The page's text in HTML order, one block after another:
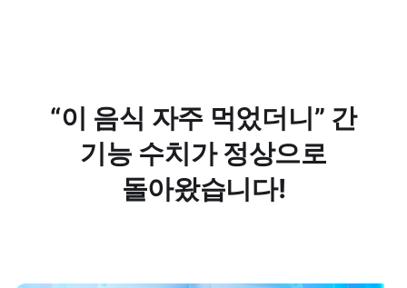
“이 음식 자주 먹었더니” 간
기능 수치가 정상으로
돌아왔습니다!